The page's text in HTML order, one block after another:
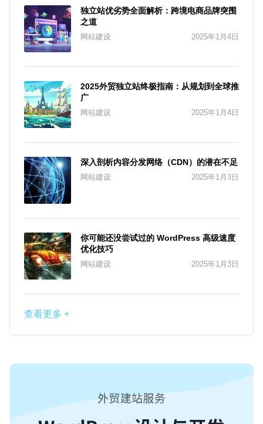
独立站优劣势全面解析：跨境电商品牌突围
之道
网站建设 2025年1月4日
2025外贸独立站终极指南：从规划到全球推
广
网站建设 2025年1月4日
深入剖析内容分发网络（CDN）的潜在不足
网站建设 2025年1月3日
你可能还没尝试过的 WordPress 高级速度
优化技巧
网站建设 2025年1月3日
查看更多 +